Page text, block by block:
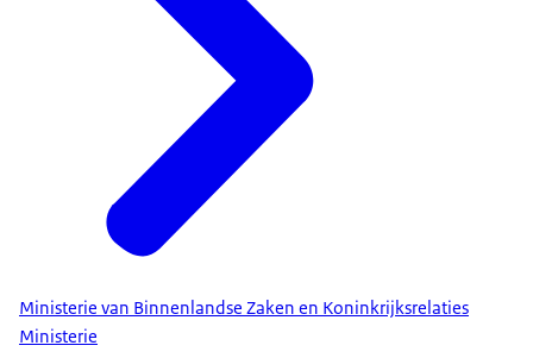
Ministerie van Binnenlandse Zaken en Koninkrijksrelaties
Ministerie